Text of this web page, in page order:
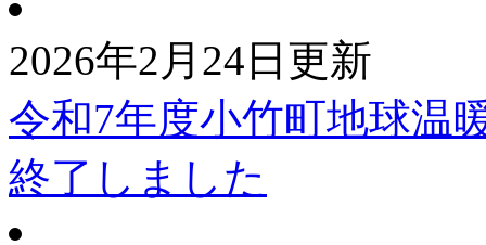
2026年2月24日更新
令和7年度小竹町地球温
終了しました